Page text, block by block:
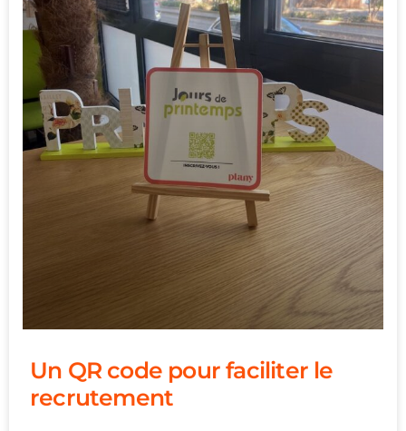
Un QR code pour faciliter le
recrutement